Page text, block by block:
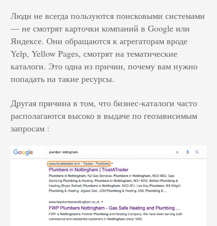
Люди не всегда пользуются поисковыми системами
— не смотрят карточки компаний в Google или
Яндексе. Они обращаются к агрегаторам вроде
Yelp, Yellow Pages, смотрят на тематические
каталоги. Это одна из причин, почему вам нужно
попадать на такие ресурсы.
Другая причина в том, что бизнес-каталоги часто
располагаются высоко в выдаче по геозависимым
запросам :